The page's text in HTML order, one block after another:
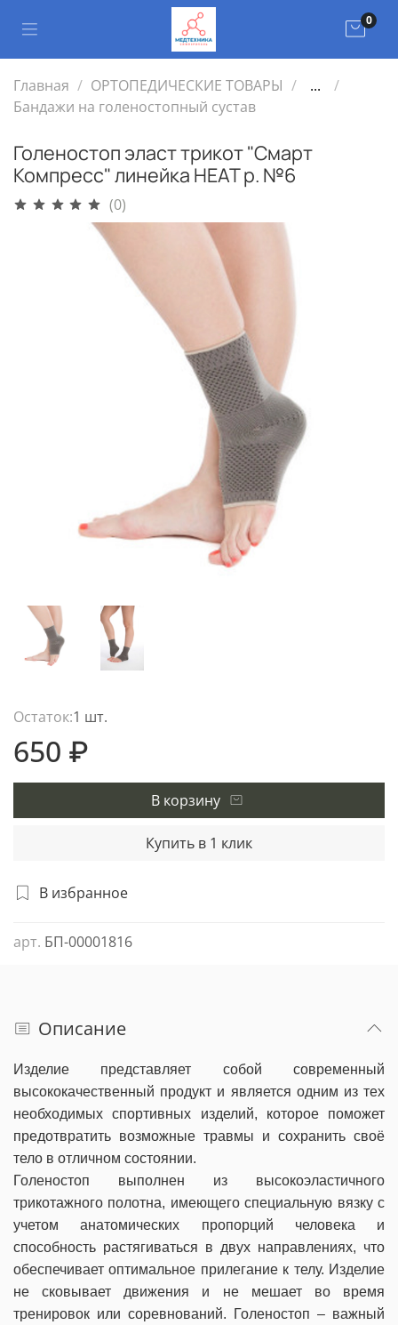
0
Главная ОРТОПЕДИЧЕСКИЕ ТОВАРЫ
...
Бандажи на голеностопный сустав
Голеностоп эласт трикот "Смарт
Компресс" линейка HEAT р. №6
(0)
В избранное
арт. БП-00001816
Остаток:1 шт.
650 ₽
В корзину
Купить в 1 клик
Описание
Изделие представляет собой современный
высококачественный продукт и является одним из тех
необходимых спортивных изделий, которое поможет
предотвратить возможные травмы и сохранить своё
тело в отличном состоянии.
Голеностоп выполнен из высокоэластичного
трикотажного полотна, имеющего специальную вязку с
учетом анатомических пропорций человека и
способность растягиваться в двух направлениях, что
обеспечивает оптимальное прилегание к телу. Изделие
не сковывает движения и не мешает во время
тренировок или соревнований. Голеностоп – важный